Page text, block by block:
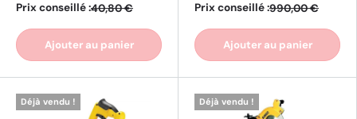
(3 avis)
Prix conseillé :40,80 €
Ajouter au panier
Prix conseillé :990,00 €
Ajouter au panier
Déjà vendu ! Déjà vendu !